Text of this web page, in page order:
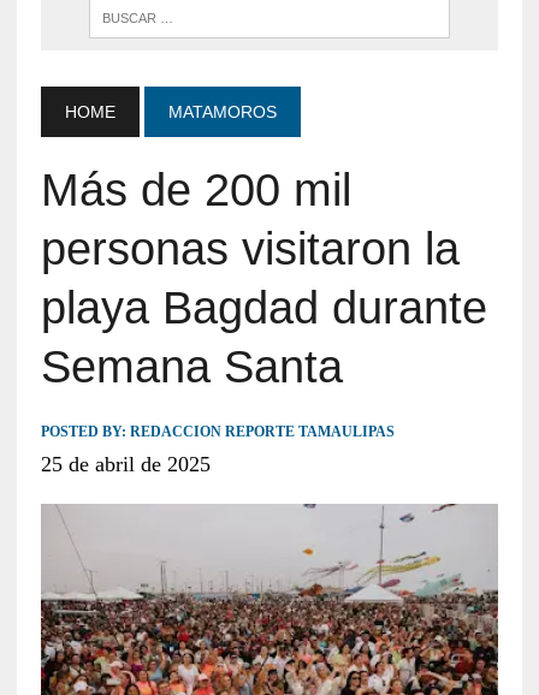
HOME MATAMOROS
Más de 200 mil
personas visitaron la
playa Bagdad durante
Semana Santa
POSTED BY: REDACCION REPORTE TAMAULIPAS
25 de abril de 2025